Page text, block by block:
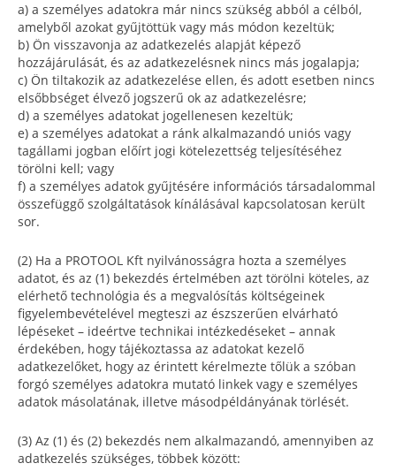
a) a személyes adatokra már nincs szükség abból a célból,
amelyből azokat gyűjtöttük vagy más módon kezeltük;
b) Ön visszavonja az adatkezelés alapját képező
hozzájárulását, és az adatkezelésnek nincs más jogalapja;
c) Ön tiltakozik az adatkezelése ellen, és adott esetben nincs
elsőbbséget élvező jogszerű ok az adatkezelésre;
d) a személyes adatokat jogellenesen kezeltük;
e) a személyes adatokat a ránk alkalmazandó uniós vagy
tagállami jogban előírt jogi kötelezettség teljesítéséhez
törölni kell; vagy
f) a személyes adatok gyűjtésére információs társadalommal
összefüggő szolgáltatások kínálásával kapcsolatosan került
sor.
(2) Ha a PROTOOL Kft nyilvánosságra hozta a személyes
adatot, és az (1) bekezdés értelmében azt törölni köteles, az
elérhető technológia és a megvalósítás költségeinek
figyelembevételével megteszi az észszerűen elvárható
lépéseket – ideértve technikai intézkedéseket – annak
érdekében, hogy tájékoztassa az adatokat kezelő
adatkezelőket, hogy az érintett kérelmezte tőlük a szóban
forgó személyes adatokra mutató linkek vagy e személyes
adatok másolatának, illetve másodpéldányának törlését.
(3) Az (1) és (2) bekezdés nem alkalmazandó, amennyiben az
adatkezelés szükséges, többek között: